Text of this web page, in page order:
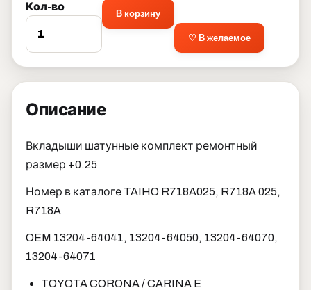
Кол-во
В корзину
♡ В желаемое
Описание
Вкладыши шатунные комплект ремонтный
размер +0.25
Номер в каталоге TAIHO R718A025, R718A 025,
R718A
OEM 13204-64041, 13204-64050, 13204-64070,
13204-64071
TOYOTA CORONA / CARINA E